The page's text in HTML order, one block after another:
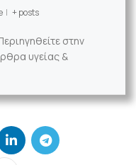
| + posts
στην
υγείας &